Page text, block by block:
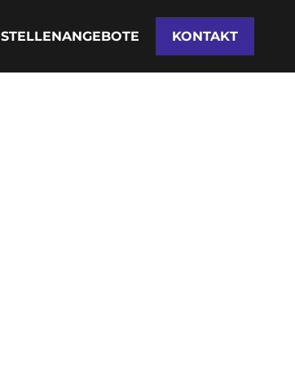
STELLENANGEBOTE KONTAKT